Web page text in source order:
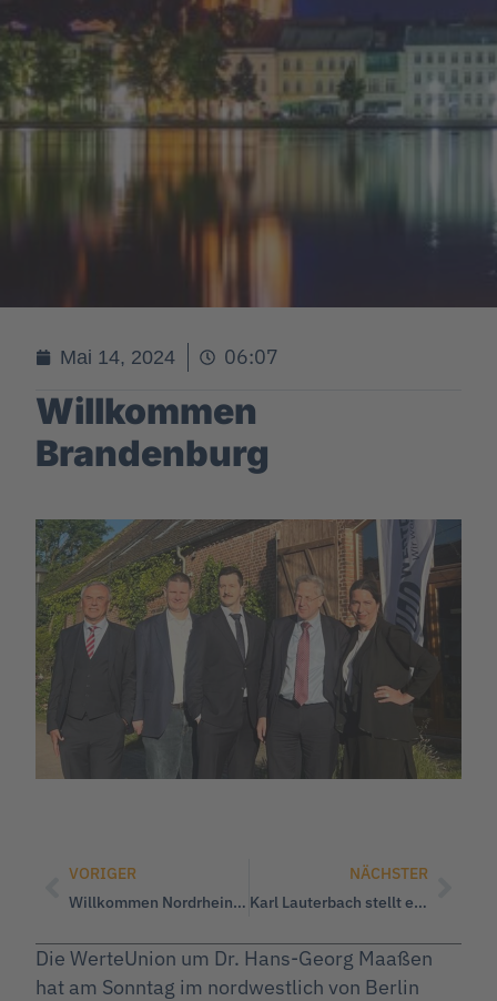
Mai 14, 2024 06:07
Willkommen
Brandenburg
VORIGER
Willkommen Nordrhein-Westfalen
NÄCHSTER
Karl Lauterbach stellt eine Gesundheitsgefahr für die Bevölkerung dar
Die WerteUnion um Dr. Hans-Georg Maaßen
hat am Sonntag im nordwestlich von Berlin